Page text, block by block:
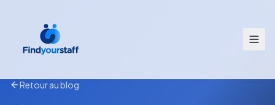
Retour au blog